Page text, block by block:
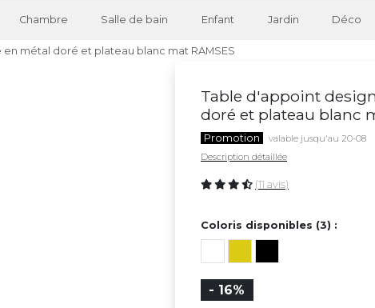
Chambre Salle de bain Enfant Jardin Déco
métal doré et plateau blanc mat RAMSES
Table d'appoint
doré et plateau blanc
Promotion
valable jusqu'au 20-08
Description détaillée
(11 avis)
Coloris disponibles (3) :
- 16%